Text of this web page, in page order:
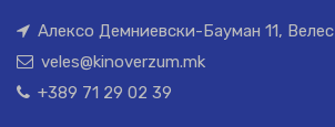
Алексо Демниевски-Бауман 11, Велес
veles@kinoverzum.mk
+389 71 29 02 39